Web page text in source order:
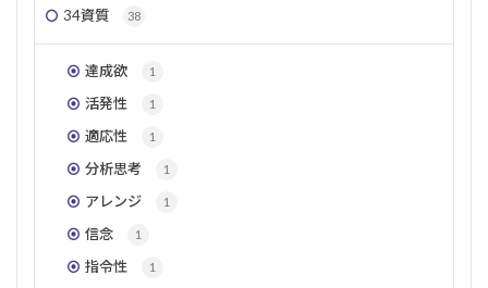
34資質 38
達成欲 1
活発性 1
適応性 1
分析思考 1
アレンジ 1
信念 1
指令性 1